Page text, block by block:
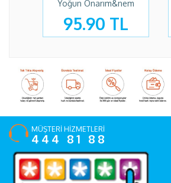
Yoğun Onarım&nem
95.90 TL
MÜŞTERİ HİZMETLERİ
444 81 88